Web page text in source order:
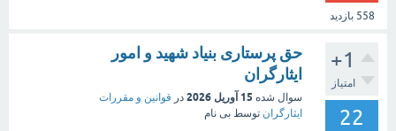
558 بازدید
+1
امتیاز
22
حق پرستاری بنیاد شهید و امور
ایثارگران
سوال شده 15 آوریل 2026 در قوانین و مقررات
ایثارگران توسط بی نام